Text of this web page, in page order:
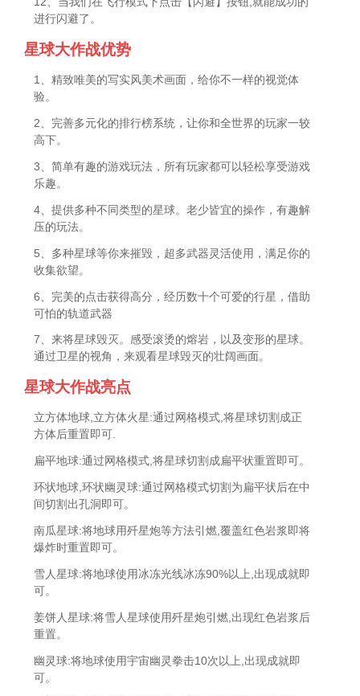
进行闪避了。
星球大作战优势
1、精致唯美的写实风美术画面，给你不一样的视觉体
验。
2、完善多元化的排行榜系统，让你和全世界的玩家一较
高下。
3、简单有趣的游戏玩法，所有玩家都可以轻松享受游戏
乐趣。
4、提供多种不同类型的星球。老少皆宜的操作，有趣解
压的玩法。
5、多种星球等你来摧毁，超多武器灵活使用，满足你的
收集欲望。
6、完美的点击获得高分，经历数十个可爱的行星，借助
可怕的轨道武器
7、来将星球毁灭。感受滚烫的熔岩，以及变形的星球。
通过卫星的视角，来观看星球毁灭的壮阔画面。
星球大作战亮点
立方体地球,立方体火星:通过网格模式,将星球切割成正
方体后重置即可.
扁平地球:通过网格模式,将星球切割成扁平状重置即可。
环状地球,环状幽灵球:通过网格模式切割为扁平状后在中
间切割出孔洞即可。
南瓜星球:将地球用歼星炮等方法引燃,覆盖红色岩浆即将
爆炸时重置即可。
雪人星球:将地球使用冰冻光线冰冻90%以上,出现成就即
可。
姜饼人星球:将雪人星球使用歼星炮引燃,出现红色岩浆后
重置。
幽灵球:将地球使用宇宙幽灵拳击10次以上,出现成就即
可。